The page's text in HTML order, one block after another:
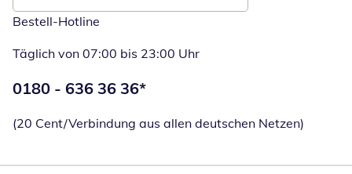
Bestell-Hotline
Täglich von 07:00 bis 23:00 Uhr
Telefonnummer:
0180 - 636 36 36*
(20 Cent/Verbindung aus allen deutschen Netzen)